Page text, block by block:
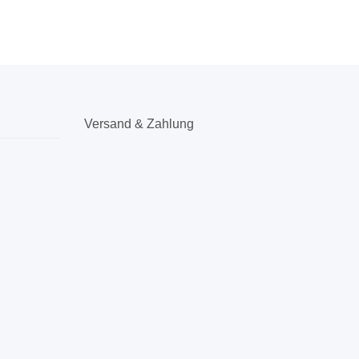
Versand & Zahlung